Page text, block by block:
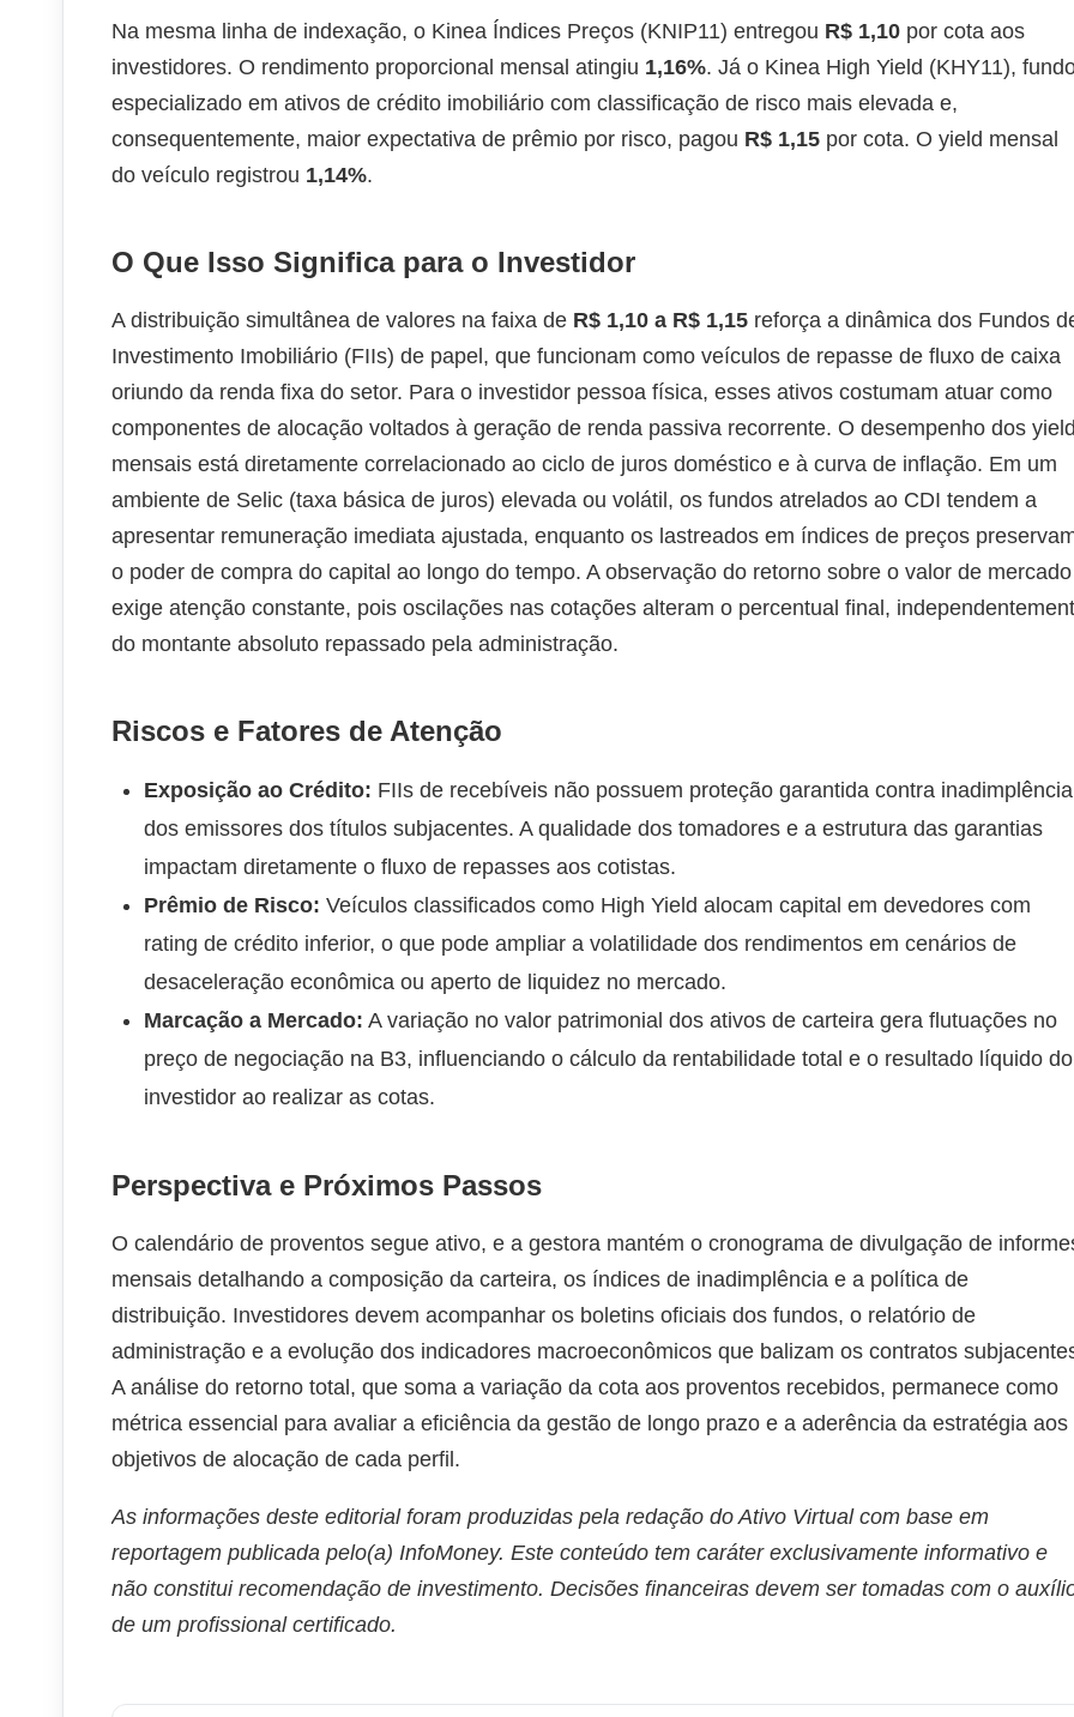
Na mesma linha de indexação, o Kinea Índices Preços (KNIP11) entregou R$ 1,10 por cota aos
investidores. O rendimento proporcional mensal atingiu 1,16%. Já o Kinea High Yield (KHY11),
especializado em ativos de crédito imobiliário com classificação de risco mais elevada e,
consequentemente, maior expectativa de prêmio por risco, pagou R$ 1,15 por cota. O yield mensal
do veículo registrou 1,14%.
O Que Isso Significa para o Investidor
A distribuição simultânea de valores na faixa de R$ 1,10 a R$ 1,15 reforça a dinâmica dos Fundos
Investimento Imobiliário (FIIs) de papel, que funcionam como veículos de repasse de fluxo de caixa
oriundo da renda fixa do setor. Para o investidor pessoa física, esses ativos costumam atuar como
componentes de alocação voltados à geração de renda passiva recorrente. O desempenho dos
mensais está diretamente correlacionado ao ciclo de juros doméstico e à curva de inflação. Em um
ambiente de Selic (taxa básica de juros) elevada ou volátil, os fundos atrelados ao CDI tendem a
apresentar remuneração imediata ajustada, enquanto os lastreados em índices de preços
o poder de compra do capital ao longo do tempo. A observação do retorno sobre o valor de mercado
exige atenção constante, pois oscilações nas cotações alteram o percentual final,
do montante absoluto repassado pela administração.
Riscos e Fatores de Atenção
Exposição ao Crédito: FIIs de recebíveis não possuem proteção garantida contra inadimplência
dos emissores dos títulos subjacentes. A qualidade dos tomadores e a estrutura das garantias
impactam diretamente o fluxo de repasses aos cotistas.
Prêmio de Risco: Veículos classificados como High Yield alocam capital em devedores com
rating de crédito inferior, o que pode ampliar a volatilidade dos rendimentos em cenários de
desaceleração econômica ou aperto de liquidez no mercado.
Marcação a Mercado: A variação no valor patrimonial dos ativos de carteira gera flutuações no
preço de negociação na B3, influenciando o cálculo da rentabilidade total e o resultado líquido do
investidor ao realizar as cotas.
Perspectiva e Próximos Passos
O calendário de proventos segue ativo, e a gestora mantém o cronograma de divulgação de
mensais detalhando a composição da carteira, os índices de inadimplência e a política de
distribuição. Investidores devem acompanhar os boletins oficiais dos fundos, o relatório de
administração e a evolução dos indicadores macroeconômicos que balizam os contratos
A análise do retorno total, que soma a variação da cota aos proventos recebidos, permanece como
métrica essencial para avaliar a eficiência da gestão de longo prazo e a aderência da estratégia aos
objetivos de alocação de cada perfil.
As informações deste editorial foram produzidas pela redação do Ativo Virtual com base em
reportagem publicada pelo(a) InfoMoney. Este conteúdo tem caráter exclusivamente informativo e
não constitui recomendação de investimento. Decisões financeiras devem ser tomadas com o
de um profissional certificado.